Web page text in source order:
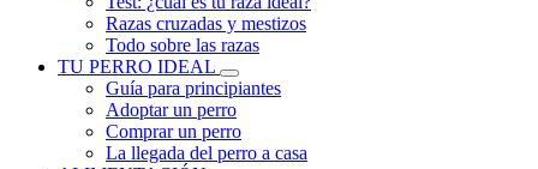
Razas cruzadas y mestizos
Todo sobre las razas
TU PERRO IDEAL
Guía para principiantes
Adoptar un perro
Comprar un perro
La llegada del perro a casa